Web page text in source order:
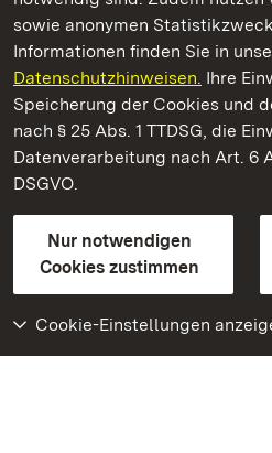
sowie anonymen
Informationen finden Sie in
Datenschutzhinweisen. Ihre
Speicherung der Cookies und
nach § 25 Abs. 1 TTDSG, die
Datenverarbeitung nach Art. 6
DSGVO.
Nur notwendigen
Cookies zustimmen
Cookie-Einstellungen
Hochburg bei Emmendingen
Staatliche Schlösser und
Kontakt
GebärdenspracheLeichte
Erklärung zur Barrierefreiheit
BITV-konform (geprüfte Seiten)
Weiteres